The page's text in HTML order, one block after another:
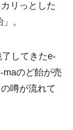
リっとした
。
してきたe-
maのど飴が売
噂が流れて